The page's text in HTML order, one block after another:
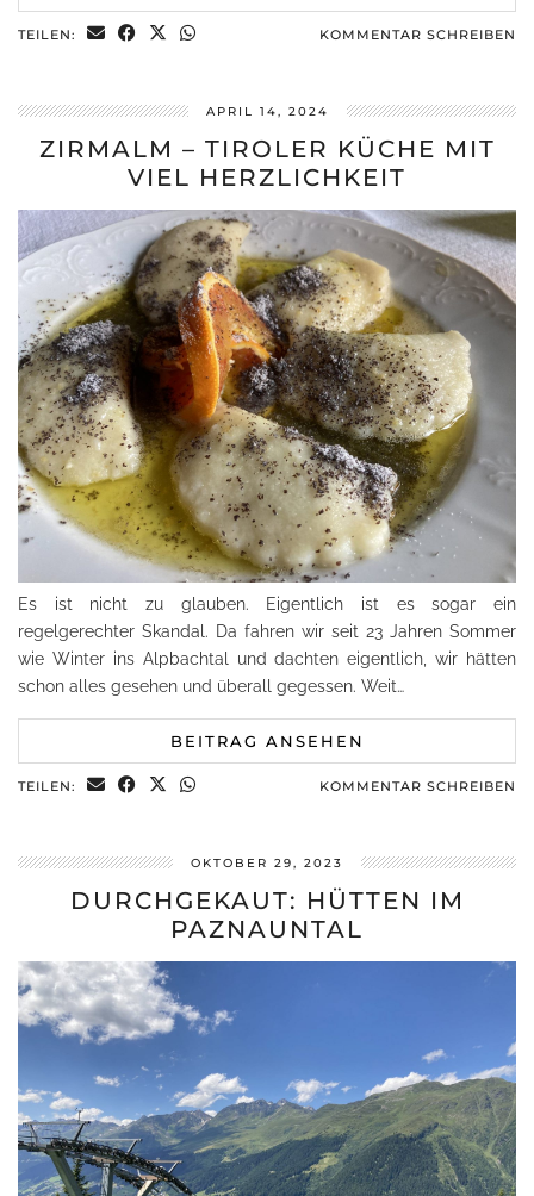
TEILEN: KOMMENTAR SCHREIBEN
APRIL 14, 2024
ZIRMALM – TIROLER KÜCHE MIT
VIEL HERZLICHKEIT
Es ist nicht zu glauben. Eigentlich ist es sogar ein
regelgerechter Skandal. Da fahren wir seit 23 Jahren Sommer
wie Winter ins Alpbachtal und dachten eigentlich, wir hätten
schon alles gesehen und überall gegessen. Weit…
BEITRAG ANSEHEN
TEILEN: KOMMENTAR SCHREIBEN
OKTOBER 29, 2023
DURCHGEKAUT: HÜTTEN IM
PAZNAUNTAL